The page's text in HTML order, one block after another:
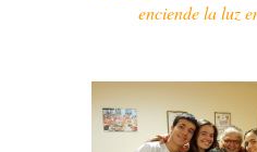
enciende la luz